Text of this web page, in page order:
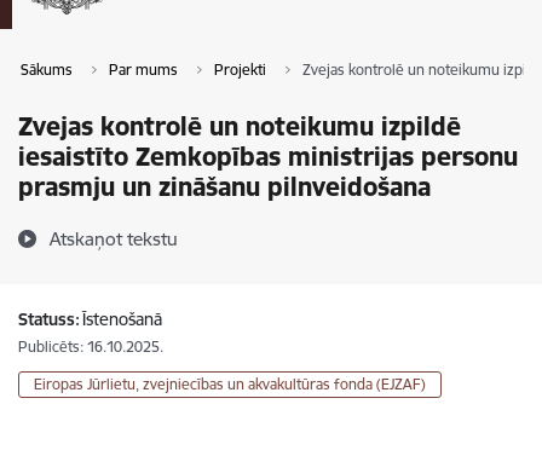
Sākums Par mums Projekti Zvejas kontrolē un noteikumu
Zvejas kontrolē un noteikumu izpildē
iesaistīto Zemkopības ministrijas personu
prasmju un zināšanu pilnveidošana
Atskaņot tekstu
Statuss:Īstenošanā
Publicēts: 16.10.2025.
Eiropas Jūrlietu, zvejniecības un akvakultūras fonda (EJZAF)